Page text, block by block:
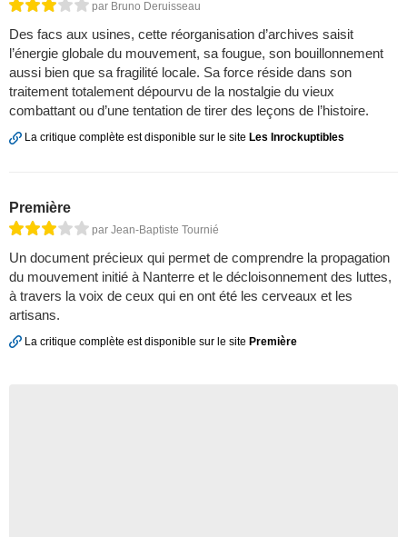
par Bruno Deruisseau
Des facs aux usines, cette réorganisation d’archives saisit
l’énergie globale du mouvement, sa fougue, son bouillonnement
aussi bien que sa fragilité locale. Sa force réside dans son
traitement totalement dépourvu de la nostalgie du vieux
combattant ou d’une tentation de tirer des leçons de l’histoire.
La critique complète est disponible sur le site Les Inrockuptibles
Première
par Jean-Baptiste Tournié
Un document précieux qui permet de comprendre la propagation
du mouvement initié à Nanterre et le décloisonnement des luttes,
à travers la voix de ceux qui en ont été les cerveaux et les
artisans.
La critique complète est disponible sur le site Première